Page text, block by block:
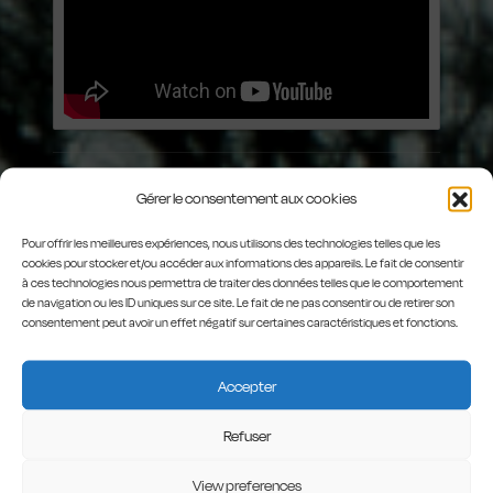
Gérer le consentement aux cookies
Pour offrir les meilleures expériences, nous utilisons des technologies telles que les
cookies pour stocker et/ou accéder aux informations des appareils. Le fait de consentir
à ces technologies nous permettra de traiter des données telles que le comportement
de navigation ou les ID uniques sur ce site. Le fait de ne pas consentir ou de retirer son
consentement peut avoir un effet négatif sur certaines caractéristiques et fonctions.
Accepter
Refuser
View preferences
COMMENTS